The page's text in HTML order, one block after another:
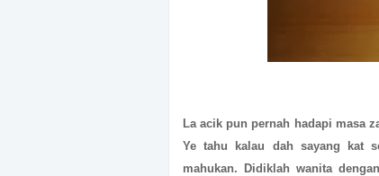
La acik pun pernah hadapi masa
Ye tahu kalau dah sayang kat
mahukan. Didiklah wanita